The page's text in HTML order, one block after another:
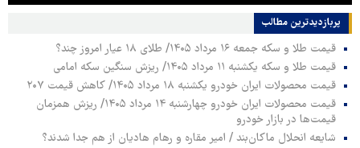
پربازدیدترین‌ مطالب
قیمت طلا و سکه جمعه ۱۶ مرداد ۱۴۰۵/ طلای ۱۸ عیار امروز چند؟
قیمت طلا و سکه یکشنبه ۱۱ مرداد ۱۴۰۵/ ریزش سنگین سکه امامی
قیمت محصولات ایران خودرو یکشنبه ۱۸ مرداد ۱۴۰۵/ کاهش قیمت ۲۰۷
قیمت محصولات ایران خودرو چهارشنبه ۱۴ مرداد ۱۴۰۵/ ریزش همزمان
قیمت‌ها در بازار خودرو
شایعه انحلال ماکان‌بند / امیر مقاره و رهام هادیان از هم جدا شدند؟